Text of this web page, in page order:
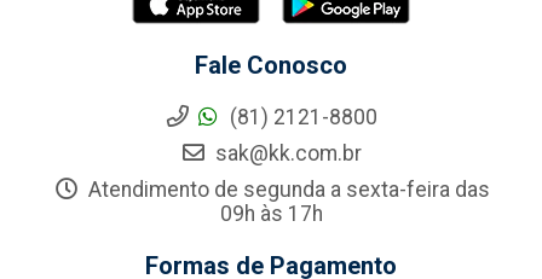
Fale Conosco
(81) 2121-8800
sak@kk.com.br
Atendimento de segunda a sexta-feira das
09h às 17h
Formas de Pagamento